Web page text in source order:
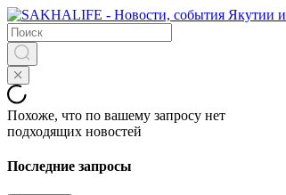
Похоже, что по вашему запросу нет
подходящих новостей
Последние запросы